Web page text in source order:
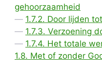
gehoorzaamheid
1.7.2. Door lijden
1.7.3. Verzoening
1.7.4. Het totale
1.8. Met of zonder